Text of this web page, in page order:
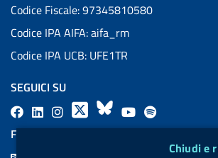
Chiudi e
Codice Fiscale: 97345810580
Codice IPA AIFA: aifa_rm
Codice IPA UCB: UFE1TR
SEGUICI SU
F
a
L
i
a
X
B
l
Y
o
l
a
FEED RSS